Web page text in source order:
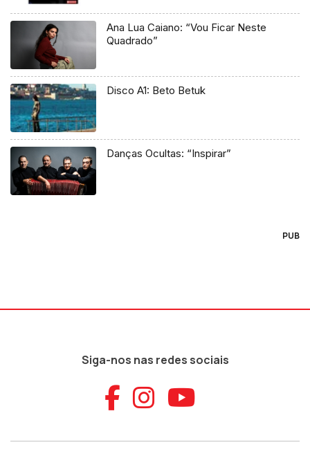
Ana Lua Caiano: “Vou Ficar Neste
Quadrado”
Disco A1: Beto Betuk
Danças Ocultas: “Inspirar”
PUB
Siga-nos nas redes sociais
Aceder ao
Aceder ao
Aceder